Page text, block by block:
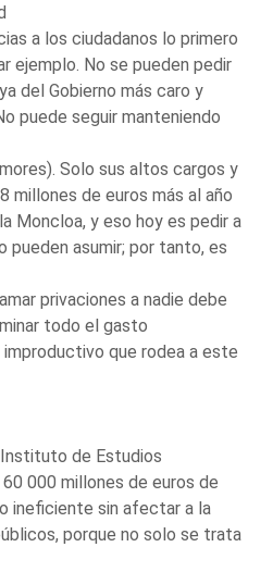
a los ciudadanos lo primero
ejemplo. No se pueden pedir
del Gobierno más caro y
puede seguir manteniendo
Solo sus altos cargos y
millones de euros más al año
Moncloa, y eso hoy es pedir a
pueden asumir; por tanto, es
privaciones a nadie debe
todo el gasto
que rodea a este
de Estudios
000 millones de euros de
ineficiente sin afectar a la
porque no solo se trata